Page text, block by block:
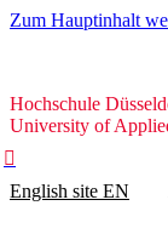
Zum Hauptinhalt
Hochschule
University of

English site EN